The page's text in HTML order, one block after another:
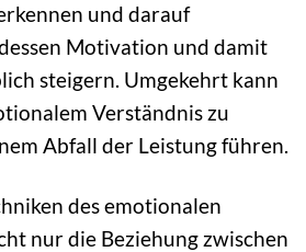
und darauf
Motivation und damit
steigern. Umgekehrt kann
Verständnis zu
Abfall der Leistung führen.
des emotionalen
nur die Beziehung zwischen